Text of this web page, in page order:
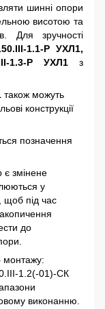
шинні опори
висотою та
Для зручності
1.1-Р УХЛ1,
1.3-Р УХЛ1 з
також можуть
конструкції
позначення
є змінене
у
щоб під час
до
монтажу:
1.2(-01)-СК
виконанню.